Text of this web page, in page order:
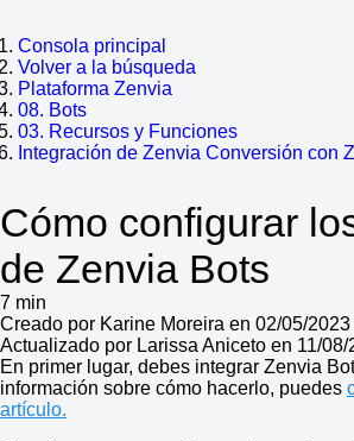
Consola principal
Volver a la búsqueda
Plataforma Zenvia
08. Bots
03. Recursos y Funciones
Integración de Zenvia Conversión con
Cómo configurar
de Zenvia Bots
7 min
Creado por Karine Moreira en 02/05/
Actualizado por Larissa Aniceto en 11/08/
En primer lugar, debes integrar Zenvia
información sobre cómo hacerlo, puedes
artículo.